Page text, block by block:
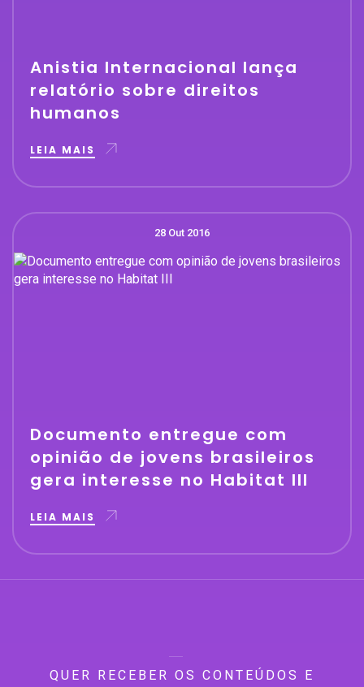
Anistia Internacional lança
relatório sobre direitos
humanos
LEIA MAIS
28 Out 2016
Documento entregue com
opinião de jovens brasileiros
gera interesse no Habitat III
LEIA MAIS
QUER RECEBER OS CONTEÚDOS E